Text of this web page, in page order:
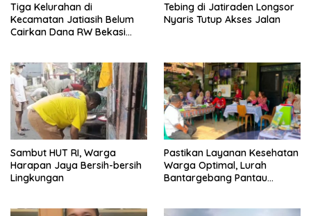
Tiga Kelurahan di
Kecamatan Jatiasih Belum
Cairkan Dana RW Bekasi
Tebing di Jatiraden Longsor
Nyaris Tutup Akses Jalan
Sambut HUT RI, Warga
Harapan Jaya Bersih-bersih
Lingkungan
Pastikan Layanan Kesehatan
Warga Optimal, Lurah
Bantargebang Pantau